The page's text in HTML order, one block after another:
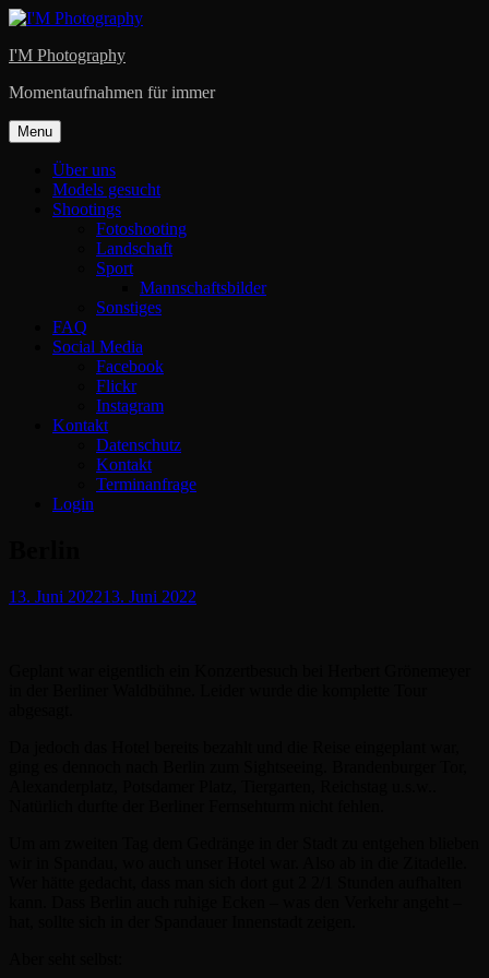
Skip
content
I'M Photography
Momentaufnahmen für immer
Menu
Über uns
Models gesucht
Shootings
Fotoshooting
Landschaft
Sport
Mannschaftsbilder
Sonstiges
FAQ
Social Media
Facebook
Flickr
Instagram
Kontakt
Datenschutz
Kontakt
Terminanfrage
Login
Posted
13. Juni 202213. Juni 2022